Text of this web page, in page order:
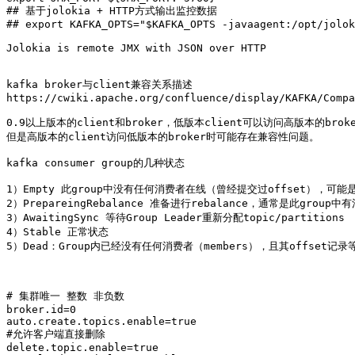
## 基于jolokia + HTTP方式输出监控数据
## export KAFKA_OPTS="$KAFKA_OPTS -javaagent:/
Jolokia is remote JMX with JSON over HTTP
kafka broker与client兼容关系描述
https://cwiki.apache.org/confluence/display/KAFKA/
0.9以上版本的client和broker，低版本client可以访问高版本的
但是高版本的client访问低版本的broker时可能存在兼容性问题。
kafka consumer group的几种状态
1）Empty 此group中没有任何消费者在线（曾经提交过offset），可
2）PrepareingRebalance 准备进行rebalance，通常是此group中有
3）AwaitingSync 等待Group Leader重新分配topic/partitions
4）Stable 正常状态
5）Dead：Group内已经没有任何消费者（members），且其offset记录
# 集群唯一 整数 非负数
broker.id=0
auto.create.topics.enable=true
#允许客户端直接删除
delete.topic.enable=true